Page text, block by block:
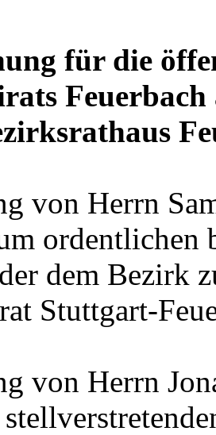
für die
von Herrn
ordentlichen
dem Bezirk
Stuttgart-
von Herrn